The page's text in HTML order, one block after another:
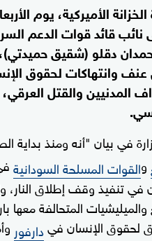
الأميركية، يوم
قائد قوات الدعم
حمدان دقلو (شقيق
عنف وانتهاكات لحقوق
المدنيين والقتل
في بيان "أنه ومنذ بداية
والقوات المسلحة السودانية
في تنفيذ وقف إطلاق
المتحالفة معها
لحقوق الإنسان فيدارفور